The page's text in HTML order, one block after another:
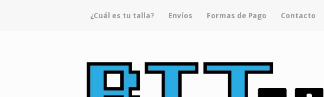
¿Cuál es tu talla? Envíos Formas de Pago Contacto